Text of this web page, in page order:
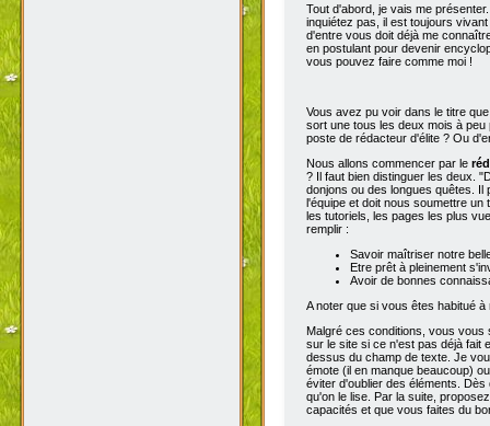
Tout d'abord, je vais me
inquiétez pas, il est toujours
d'entre vous doit déjà me
en postulant pour devenir
vous pouvez faire comme moi !
Vous avez pu voir dans le titre
sort une tous les deux mois à
poste de rédacteur d'élite ? Ou
Nous allons commencer par le
? Il faut bien distinguer les deux.
donjons ou des longues quêtes. Il
l'équipe et doit nous soumettre un
les tutoriels, les pages les plus
remplir :
Savoir maîtriser notre
Etre prêt à pleinement
Avoir de bonnes
A noter que si vous êtes habitué
Malgré ces conditions, vous
sur le site si ce n'est pas déjà fait
dessus du champ de texte. Je
émote (il en manque beaucoup)
éviter d'oublier des éléments.
qu'on le lise. Par la suite,
capacités et que vous faites du